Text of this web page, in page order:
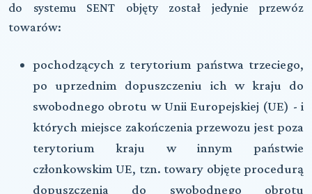
do systemu SENT objęty został jedynie przewóz
towarów:
pochodzących z terytorium państwa trzeciego,
po uprzednim dopuszczeniu ich w kraju do
swobodnego obrotu w Unii Europejskiej (UE) - i
których miejsce zakończenia przewozu jest poza
terytorium kraju w innym państwie
członkowskim UE, tzn. towary objęte procedurą
dopuszczenia do swobodnego obrotu